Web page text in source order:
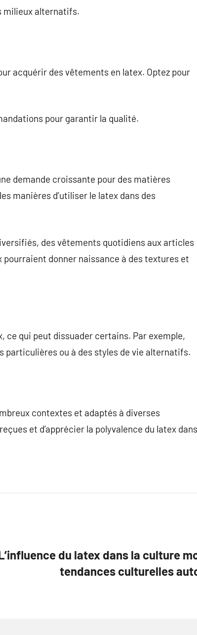
milieux alternatifs.
acquérir des vêtements en latex. Optez pour
pour garantir la qualité.
demande croissante pour des matières
manières d’utiliser le latex dans des
des vêtements quotidiens aux articles
donner naissance à des textures et
ce qui peut dissuader certains. Par exemple,
particulières ou à des styles de vie alternatifs.
contextes et adaptés à diverses
et d’apprécier la polyvalence du latex dans
du latex dans la culture
tendances culturelles